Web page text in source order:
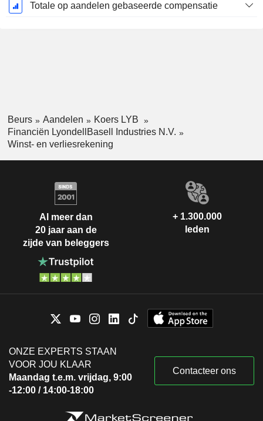
Totale op aandelen gebaseerde compensatie
Beurs Aandelen
Koers LYB
Financiën LyondellBasell Industries N.V.
Winst- en verliesrekening
Al meer dan
20 jaar aan de
zijde van beleggers
+ 1.300.000
leden
ONZE EXPERTS STAAN
VOOR JOU KLAAR
Maandag t.e.m. vrijdag, 9:00
-12:00 / 14:00-18:00
Contacteer ons